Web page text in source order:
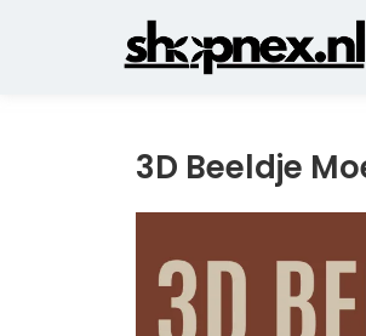
3D Beeldje